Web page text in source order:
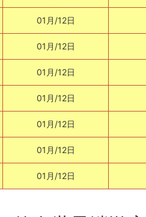
01月/12日
01月/12日
01月/12日
01月/12日
01月/12日
01月/12日
01月/12日